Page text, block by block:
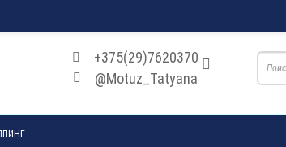
+375(29)7620370
@Motuz_Tatyana